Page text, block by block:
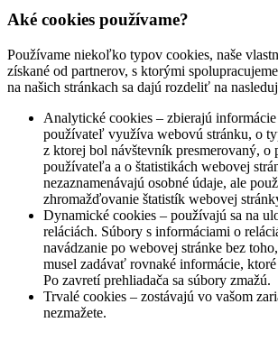
Aké cookies používame?
Používame niekoľko typov cookies, naše
získané od partnerov, s ktorými
na našich stránkach sa dajú rozdeliť na
Analytické cookies – zbierajú
používateľ využíva webovú stránku, o
z ktorej bol návštevník presmerovaný, o
používateľa a o štatistikách webovej
nezaznamenávajú osobné údaje, ale
zhromažďovanie štatistík webovej
Dynamické cookies – používajú sa na
reláciách. Súbory s informáciami o
navádzanie po webovej stránke bez
musel zadávať rovnaké informácie,
Po zavretí prehliadača sa súbory zmažú.
Trvalé cookies – zostávajú vo vašom
nezmažete.